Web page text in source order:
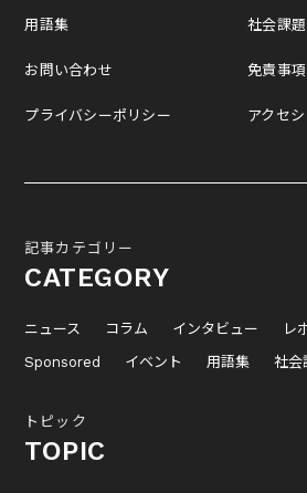
用語集
お問い合わせ
プライバシーポリシー
社会課
免責事項
アクセ
記事カテゴリー
CATEGORY
ニュース コラム インタビュー レ
Sponsored
イベント 用語集 社会
トピック
TOPIC